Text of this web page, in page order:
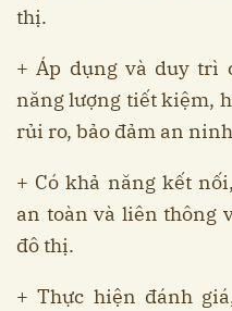
thị.
+ Áp dụng và duy trì
năng lượng tiết kiệm,
rủi ro, bảo đảm an
+ Có khả năng kết
an toàn và liên thông
đô thị.
+ Thực hiện đánh